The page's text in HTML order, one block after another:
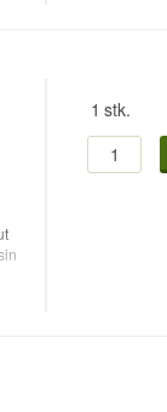
1 stk.